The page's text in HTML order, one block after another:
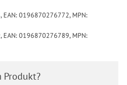
EAN: 0196870276772, MPN:
EAN: 0196870276789, MPN:
Produkt?